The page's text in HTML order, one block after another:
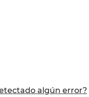
algún error?